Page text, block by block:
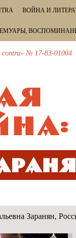
ВОЙНА И
contra» № 17-83-01004
Заранян,